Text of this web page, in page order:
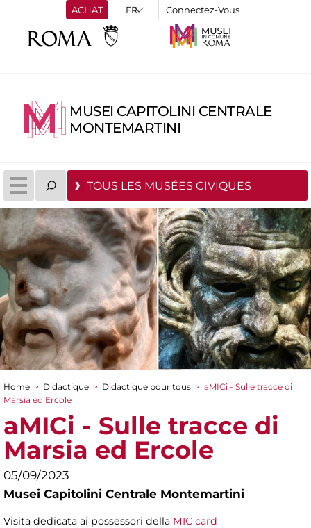
ACHAT Connectez-Vous
MUSEI CAPITOLINI CENTRALE
MONTEMARTINI
TOUS LES MUSÉES CIVIQUES
You are here
Home > Didactique > Didactique pour tous > aMICi - Sulle tracce di
Marsia ed Ercole
aMICi - Sulle tracce di
Marsia ed Ercole
05/09/2023
Musei Capitolini Centrale Montemartini
Visita dedicata ai possessori della MIC card